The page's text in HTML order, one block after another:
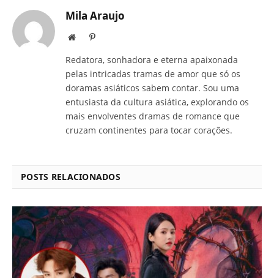
Mila Araujo
Site Pinterest
Redatora, sonhadora e eterna apaixonada
pelas intricadas tramas de amor que só os
doramas asiáticos sabem contar. Sou uma
entusiasta da cultura asiática, explorando os
mais envolventes dramas de romance que
cruzam continentes para tocar corações.
POSTS RELACIONADOS